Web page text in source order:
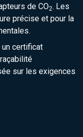
de CO2. Les
précise et pour la
certificat
sur les exigences